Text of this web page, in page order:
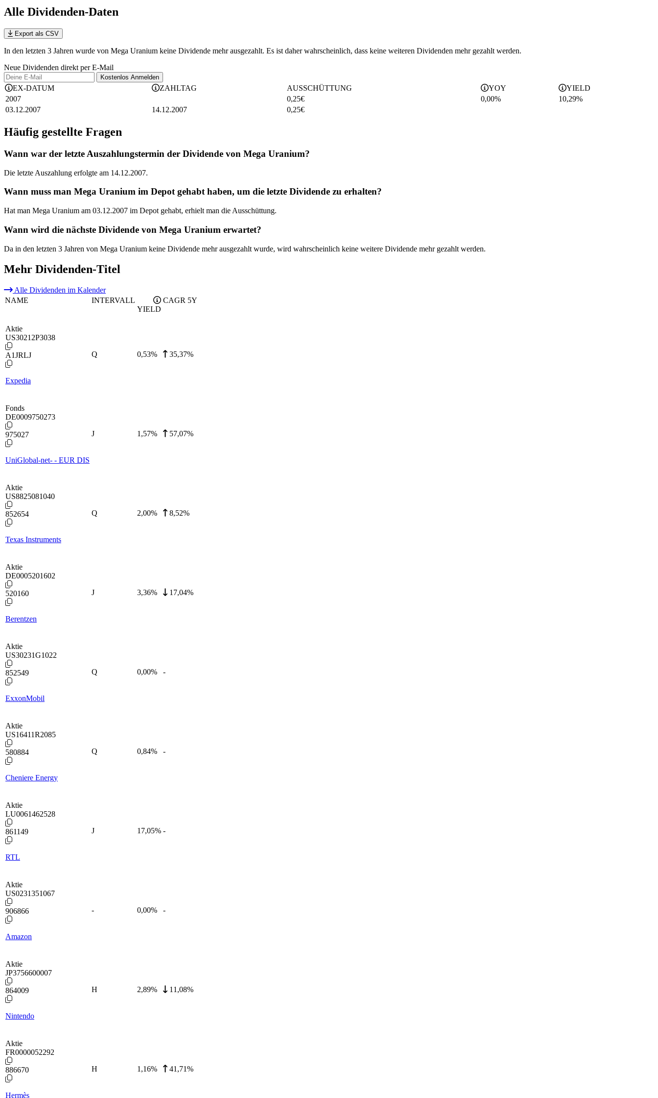
Alle Dividenden-Daten
Export als CSV
In den letzten 3 Jahren wurde von Mega Uranium keine Dividende mehr ausgezahlt. Es ist daher wahrscheinlich, dass keine weiteren Dividenden mehr gezahlt werden.
Neue Dividenden direkt per E-Mail
Kostenlos Anmelden
EX-DATUM ZAHLTAG AUSSCHÜTTUNG YOY
YIELD
2007
0,25€ 0,00% 10,29%
03.12.2007
14.12.2007 0,25€
Häufig gestellte Fragen
Wann war der letzte Auszahlungstermin der Dividende von Mega Uranium?
Die letzte Auszahlung erfolgte am 14.12.2007.
Wann muss man Mega Uranium im Depot gehabt haben, um die letzte Dividende zu erhalten?
Hat man Mega Uranium am 03.12.2007 im Depot gehabt, erhielt man die Ausschüttung.
Wann wird die nächste Dividende von Mega Uranium erwartet?
Da in den letzten 3 Jahren von Mega Uranium keine Dividende mehr ausgezahlt wurde, wird wahrscheinlich keine weitere Dividende mehr gezahlt werden.
Mehr Dividenden-Titel
Alle Dividenden im Kalender
NAME
INTERVALL
YIELD
CAGR 5Y
Aktie
US30212P3038
A1JRLJ
Expedia
Q 0,53% 35,37%
Fonds
DE0009750273
975027
UniGlobal-net- - EUR DIS
J 1,57% 57,07%
Aktie
US8825081040
852654
Texas Instruments
Q 2,00% 8,52%
Aktie
DE0005201602
520160
Berentzen
J 3,36% 17,04%
Aktie
US30231G1022
852549
ExxonMobil
Q 0,00% -
Aktie
US16411R2085
580884
Cheniere Energy
Q 0,84% -
Aktie
LU0061462528
861149
RTL
J 17,05% -
Aktie
US0231351067
906866
Amazon
- 0,00% -
Aktie
JP3756600007
864009
Nintendo
H 2,89% 11,08%
Aktie
FR0000052292
886670
Hermès
H 1,16% 41,71%